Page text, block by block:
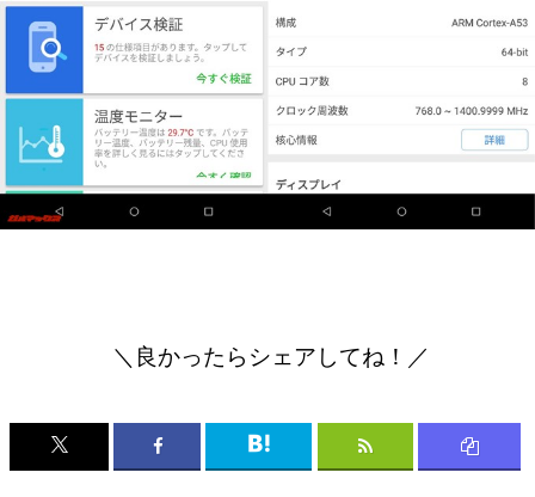
＼良かったらシェアしてね！／